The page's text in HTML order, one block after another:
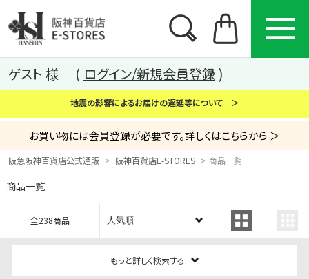
カテゴリー ブランド 特集
から探す
ゲスト 様 ログイン/新規会員登録
地震の影響によるお届けの遅延等について ＞
お買い物には会員登録が必要です。詳しくはこちらから ＞
阪急阪神百貨店公式通販 阪神百貨店E-STORES 商品一覧
商品一覧
全238商品
もっと詳しく検索する